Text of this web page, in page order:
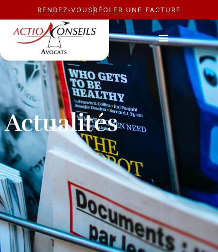
RENDEZ-VOUS RÉGLER UNE FACTURE
Actualités